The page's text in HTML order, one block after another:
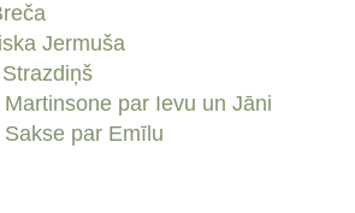
Jermuša
Martinsone par Ievu un Jāni
par Emīlu